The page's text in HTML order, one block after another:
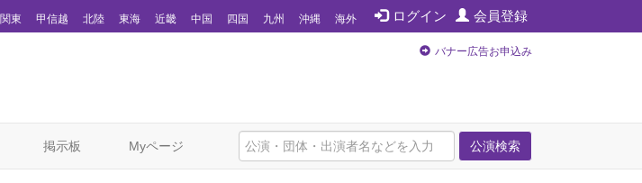
ログイン 会員登録
関東 甲信越 北陸 東海 近畿 中国 四国 九州 沖縄 海外
バナー広告お申込み
公演検索
掲示板 Myページ